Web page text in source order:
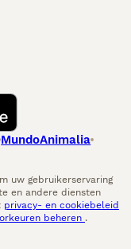
MundoAnimalia
uw gebruikerservaring
en andere diensten
privacy- en cookiebeleid
beheren .